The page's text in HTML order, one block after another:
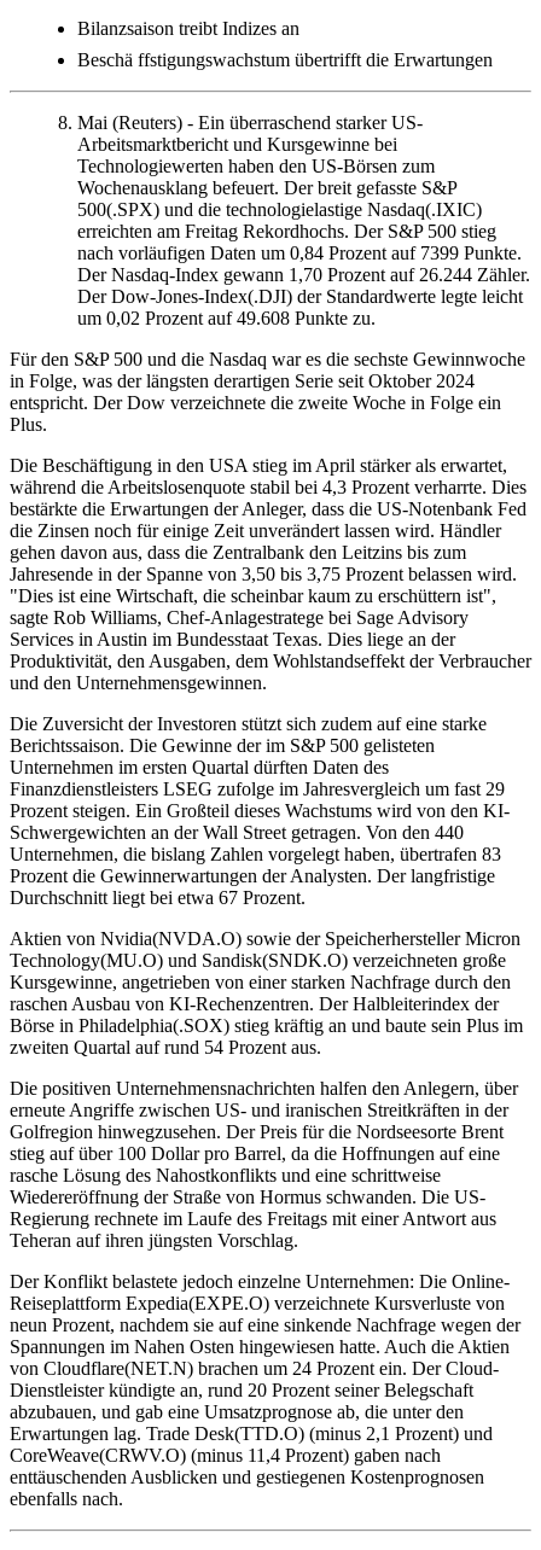
Bilanzsaison treibt Indizes an
Beschä ffstigungswachstum übertrifft die Erwartungen
Mai (Reuters) - Ein überraschend starker US-
Arbeitsmarktbericht und Kursgewinne bei
Technologiewerten haben den US-Börsen zum
Wochenausklang befeuert. Der breit gefasste S&P
500(.SPX) und die technologielastige Nasdaq(.IXIC)
erreichten am Freitag Rekordhochs. Der S&P 500 stieg
nach vorläufigen Daten um 0,84 Prozent auf 7399 Punkte.
Der Nasdaq-Index gewann 1,70 Prozent auf 26.244 Zähler.
Der Dow-Jones-Index(.DJI) der Standardwerte legte leicht
um 0,02 Prozent auf 49.608 Punkte zu.
Für den S&P 500 und die Nasdaq war es die sechste Gewinnwoche
in Folge, was der längsten derartigen Serie seit Oktober 2024
entspricht. Der Dow verzeichnete die zweite Woche in Folge ein
Plus.
Die Beschäftigung in den USA stieg im April stärker als erwartet,
während die Arbeitslosenquote stabil bei 4,3 Prozent verharrte. Dies
bestärkte die Erwartungen der Anleger, dass die US-Notenbank Fed
die Zinsen noch für einige Zeit unverändert lassen wird. Händler
gehen davon aus, dass die Zentralbank den Leitzins bis zum
Jahresende in der Spanne von 3,50 bis 3,75 Prozent belassen wird.
"Dies ist eine Wirtschaft, die scheinbar kaum zu erschüttern ist",
sagte Rob Williams, Chef-Anlagestratege bei Sage Advisory
Services in Austin im Bundesstaat Texas. Dies liege an der
Produktivität, den Ausgaben, dem Wohlstandseffekt der Verbraucher
und den Unternehmensgewinnen.
Die Zuversicht der Investoren stützt sich zudem auf eine starke
Berichtssaison. Die Gewinne der im S&P 500 gelisteten
Unternehmen im ersten Quartal dürften Daten des
Finanzdienstleisters LSEG zufolge im Jahresvergleich um fast 29
Prozent steigen. Ein Großteil dieses Wachstums wird von den KI-
Schwergewichten an der Wall Street getragen. Von den 440
Unternehmen, die bislang Zahlen vorgelegt haben, übertrafen 83
Prozent die Gewinnerwartungen der Analysten. Der langfristige
Durchschnitt liegt bei etwa 67 Prozent.
Aktien von Nvidia(NVDA.O) sowie der Speicherhersteller Micron
Technology(MU.O) und Sandisk(SNDK.O) verzeichneten große
Kursgewinne, angetrieben von einer starken Nachfrage durch den
raschen Ausbau von KI-Rechenzentren. Der Halbleiterindex der
Börse in Philadelphia(.SOX) stieg kräftig an und baute sein Plus im
zweiten Quartal auf rund 54 Prozent aus.
Die positiven Unternehmensnachrichten halfen den Anlegern, über
erneute Angriffe zwischen US- und iranischen Streitkräften in der
Golfregion hinwegzusehen. Der Preis für die Nordseesorte Brent
stieg auf über 100 Dollar pro Barrel, da die Hoffnungen auf eine
rasche Lösung des Nahostkonflikts und eine schrittweise
Wiedereröffnung der Straße von Hormus schwanden. Die US-
Regierung rechnete im Laufe des Freitags mit einer Antwort aus
Teheran auf ihren jüngsten Vorschlag.
Der Konflikt belastete jedoch einzelne Unternehmen: Die Online-
Reiseplattform Expedia(EXPE.O) verzeichnete Kursverluste von
neun Prozent, nachdem sie auf eine sinkende Nachfrage wegen der
Spannungen im Nahen Osten hingewiesen hatte. Auch die Aktien
von Cloudflare(NET.N) brachen um 24 Prozent ein. Der Cloud-
Dienstleister kündigte an, rund 20 Prozent seiner Belegschaft
abzubauen, und gab eine Umsatzprognose ab, die unter den
Erwartungen lag. Trade Desk(TTD.O) (minus 2,1 Prozent) und
CoreWeave(CRWV.O) (minus 11,4 Prozent) gaben nach
enttäuschenden Ausblicken und gestiegenen Kostenprognosen
ebenfalls nach.